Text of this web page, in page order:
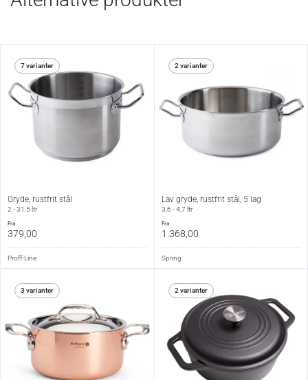
helt billige, men efter vores vurdering pengene værd,
Se alt fra Spring→
7 varianter
Gryde, rustfrit stål
2 - 31,5 ltr
fra
379,00
Proff-Line
2 varianter
Lav gryde, rustfrit stål, 5 lag
3,6 - 4,7 ltr
fra
1.368,00
Spring
3 varianter 2 varianter